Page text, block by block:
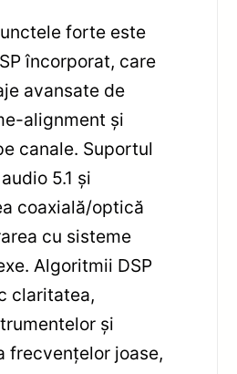
forte este
încorporat, care
avansate de
alignment și
canale. Suportul
5.1 și
coaxială/optică
cu sisteme
Algoritmii DSP
claritatea,
și
frecvențelor joase,